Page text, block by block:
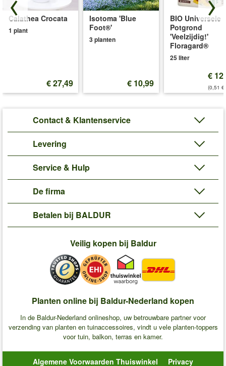
Calathea Crocata
1 plant
€ 27,49
Isotoma 'Blue
Foot®'
3 planten
€ 10,99
BIO Universele
Potgrond
'Veelzijdig!'
Floragard®
25 liter
€
(0,51
Contact & Klantenservice
Levering
Service & Hulp
De firma
Betalen bij BALDUR
Veilig kopen bij Baldur
Planten online bij Baldur-Nederland kopen
In de Baldur-Nederland onlineshop, uw betrouwbare partner voor
verzending van planten en tuinaccessoires, vindt u vele planten-toppers
voor tuin, balkon, terras en kamer.
Algemene Voorwaarden Thuiswinkel Privacy